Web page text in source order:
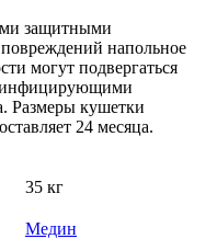
защитными
напольное
могут подвергаться
Размеры кушетки
24 месяца.
35 кг
Медин